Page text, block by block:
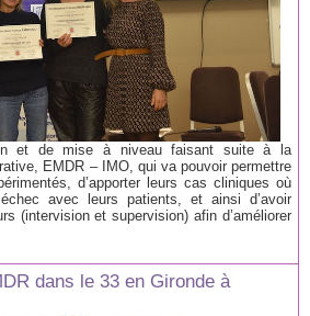
et de mise à niveau faisant suite à la
EMDR – IMO, qui va pouvoir permettre
d’apporter leurs cas cliniques où
avec leurs patients, et ainsi d’avoir
(intervision et supervision) afin d’améliorer
dans le 33 en Gironde à